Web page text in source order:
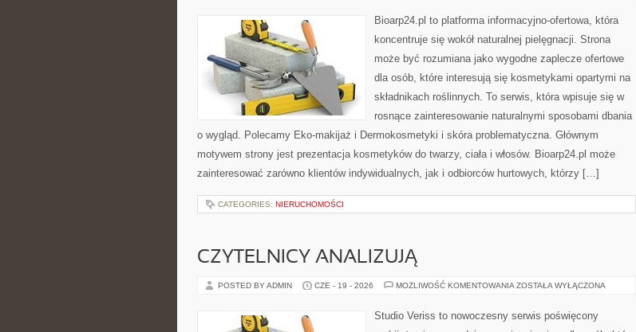
WŁOSÓW
Bioarp24.pl to platforma informacyjno-ofertowa, która
koncentruje się wokół naturalnej pielęgnacji. Strona
może być rozumiana jako wygodne zaplecze ofertowe
dla osób, które interesują się kosmetykami opartymi na
składnikach roślinnych. To serwis, która wpisuje się w
rosnące zainteresowanie naturalnymi sposobami dbania
o wygląd. Polecamy Eko-makijaż i Dermokosmetyki i skóra problematyczna. Głównym
motywem strony jest prezentacja kosmetyków do twarzy, ciała i włosów. Bioarp24.pl może
zainteresować zarówno klientów indywidualnych, jak i odbiorców hurtowych, którzy […]
CATEGORIES: NIERUCHOMOŚCI
CZYTELNICY ANALIZUJĄ
POSTED BY ADMIN CZE - 19 - 2026 MOŻLIWOŚĆ KOMENTOWANIA CZYTELNICY
ZOSTAŁA WYŁĄCZONA
Studio Veriss to nowoczesny serwis poświęcony